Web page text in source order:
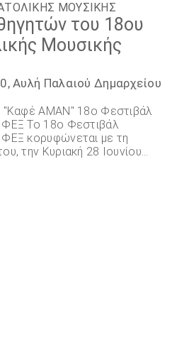
ΜΟΥΣΙΚΉΣ
του 18ου
Μουσικής
Αυλή Παλαιού Δημαρχείου
"Καφέ ΑΜΑΝ" 18ο Φεστιβάλ
ΦΕΞ Το 18ο Φεστιβάλ
κορυφώνεται με τη
την Κυριακή 28 Ιουνίου…